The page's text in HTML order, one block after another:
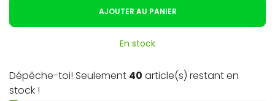
AJOUTER AU PANIER
En stock
Dépêche-toi! Seulement 40 article(s) restant en
stock !